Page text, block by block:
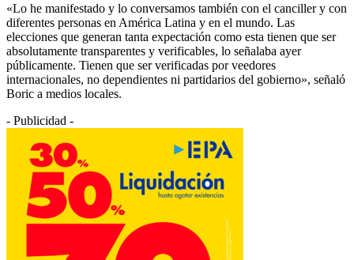
«Lo he manifestado y lo conversamos también con el canciller y con
diferentes personas en América Latina y en el mundo. Las
elecciones que generan tanta expectación como esta tienen que ser
absolutamente transparentes y verificables, lo señalaba ayer
públicamente. Tienen que ser verificadas por veedores
internacionales, no dependientes ni partidarios del gobierno», señaló
Boric a medios locales.
- Publicidad -